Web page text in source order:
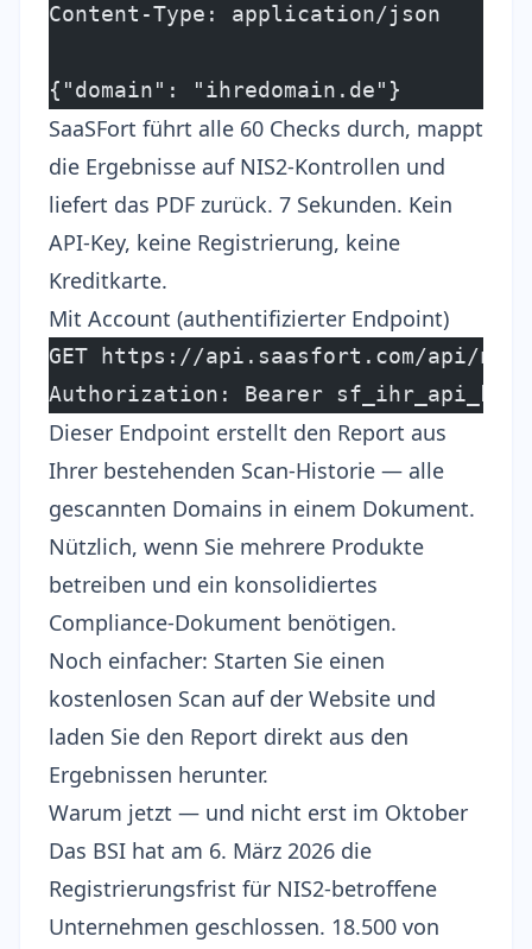
Content-Type: application/json
{"domain": "ihredomain.de"}
SaaSFort führt alle 60 Checks durch, mappt
die Ergebnisse auf NIS2-Kontrollen und
liefert das PDF zurück. 7 Sekunden. Kein
API-Key, keine Registrierung, keine
Kreditkarte.
Mit Account (authentifizierter Endpoint)
GET https://api.saasfort.com/api/
Authorization: Bearer sf_ihr_api_key
Dieser Endpoint erstellt den Report aus
Ihrer bestehenden Scan-Historie — alle
gescannten Domains in einem Dokument.
Nützlich, wenn Sie mehrere Produkte
betreiben und ein konsolidiertes
Compliance-Dokument benötigen.
Noch einfacher: Starten Sie einen
kostenlosen Scan auf der Website und
laden Sie den Report direkt aus den
Ergebnissen herunter.
Warum jetzt — und nicht erst im Oktober
Das BSI hat am 6. März 2026 die
Registrierungsfrist für NIS2-betroffene
Unternehmen geschlossen. 18.500 von